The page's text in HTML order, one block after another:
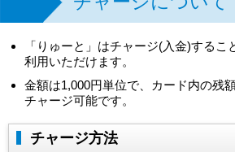
「りゅーと」はチャージ(入金)する
利用いただけます。
金額は1,000円単位で、カード内の残
チャージ可能です。
チャージ方法